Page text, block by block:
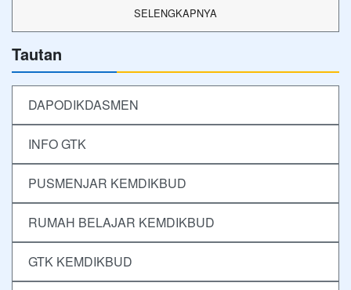
SELENGKAPNYA
Tautan
DAPODIKDASMEN
INFO GTK
PUSMENJAR KEMDIKBUD
RUMAH BELAJAR KEMDIKBUD
GTK KEMDIKBUD